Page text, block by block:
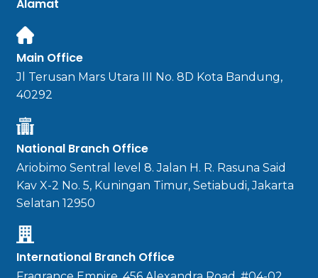
Alamat
Main Office
Jl Terusan Mars Utara III No. 8D Kota Bandung,
40292
National Branch Office
Ariobimo Sentral level 8. Jalan H. R. Rasuna Said
Kav X-2 No. 5, Kuningan Timur, Setiabudi, Jakarta
Selatan 12950
International Branch Office